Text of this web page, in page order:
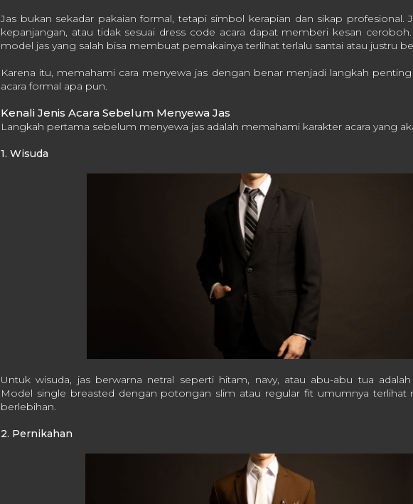
Jas bukan sekadar pakaian formal, tetapi simbol kerapian dan sikap profesional.
kepanjangan, atau tidak sesuai dress code acara dapat memberi kesan
model jas yang salah bisa membuat pemakainya terlihat terlalu santai atau justru
Karena itu, memahami cara menyewa jas dengan benar menjadi langkah
acara formal apa pun.
Kenali Jenis Acara Sebelum Menyewa Jas
Langkah pertama sebelum menyewa jas adalah memahami karakter acara yang
1. Wisuda
Untuk wisuda, jas berwarna netral seperti hitam, navy, atau abu-abu tua
Model single breasted dengan potongan slim atau regular fit umumnya terlihat
berlebihan.
2. Pernikahan